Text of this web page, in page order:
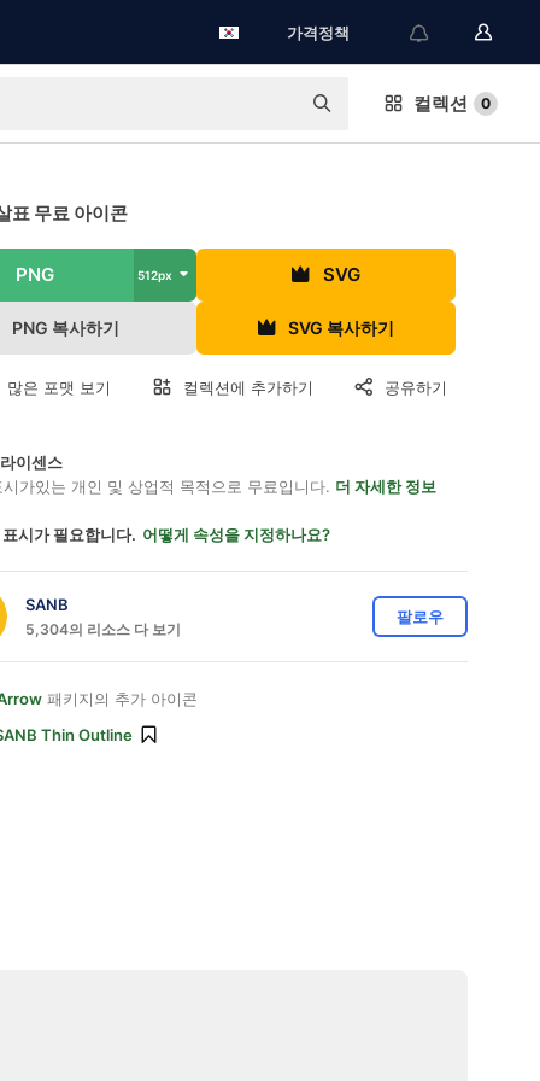
가격정책
컬렉션 0
표 무료 아이콘
PNG 512px SVG
PNG 복사하기 SVG 복사하기
많은 포맷 보기 컬렉션에 추가하기 공유하기
이센스
가있는 개인 및 상업적 목적으로 무료입니다. 더 자세한 정보
시가 필요합니다. 어떻게 속성을 지정하나요?
SANB
5,304의 리소스 다 보기
팔로우
패키지의 추가 아이콘
Thin Outline